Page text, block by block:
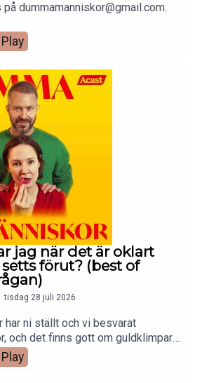
dummamanniskor@gmail.com.
Play
jag när det är oklart
förut? (best of
tisdag 28 juli 2026
har ni ställt och vi besvarat
och det finns gott om guldklimpar i
repriserar vi våra favoriter –
som verkligen förtjänar en lyssning
Play